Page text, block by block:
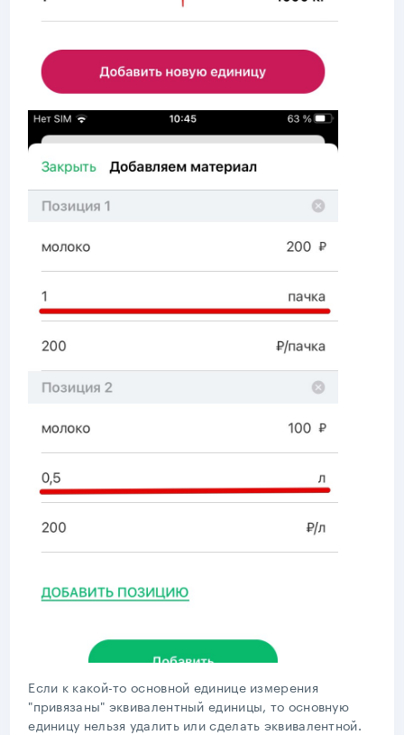
Если к какой-то основной единице измерения
"привязаны" эквивалентный единицы, то основную
единицу нельзя удалить или сделать эквивалентной.